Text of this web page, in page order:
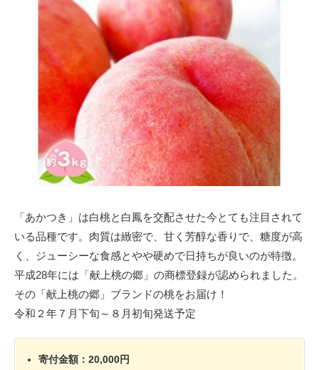
「あかつき」は白桃と白鳳を交配させた今とても注目されて
いる品種です。肉質は緻密で、甘く芳醇な香りで、糖度が高
く、ジューシーな食感とやや硬めで日持ちが良いのが特徴。
平成28年には「献上桃の郷」の商標登録が認められました。
その「献上桃の郷」ブランドの桃をお届け！
令和２年７月下旬～８月初旬発送予定
寄付金額：20,000円